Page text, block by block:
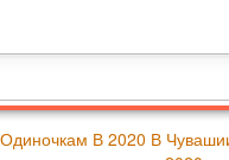
В 2020 В